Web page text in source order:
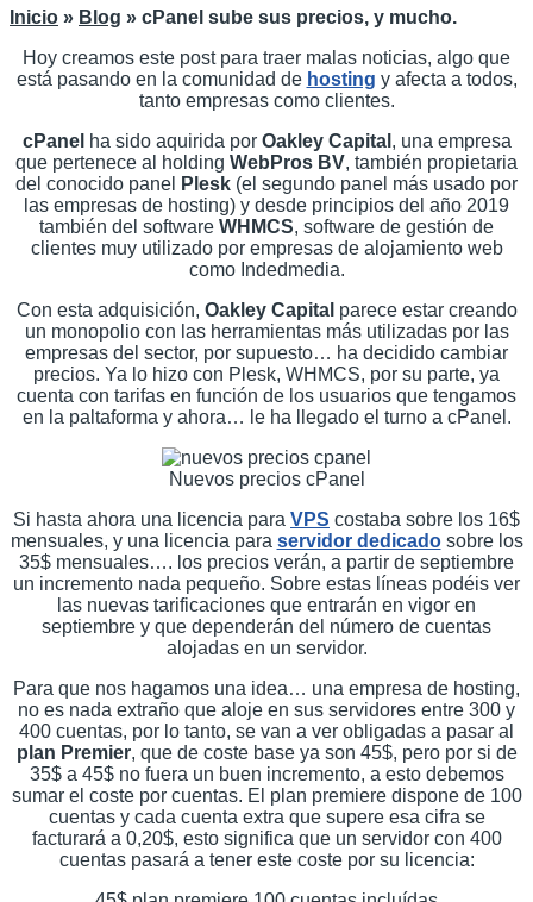
Inicio » Blog » cPanel sube sus precios, y mucho.
Hoy creamos este post para traer malas noticias, algo que
está pasando en la comunidad de hosting y afecta a todos,
tanto empresas como clientes.
cPanel ha sido aquirida por Oakley Capital , una empresa
que pertenece al holding WebPros BV, también propietaria
del conocido panel
Plesk (el segundo panel más usado por
las empresas de hosting) y desde principios del año 2019
también del software WHMCS, software de gestión de
clientes muy utilizado por empresas de alojamiento web
como Indedmedia.
Con esta adquisición, Oakley Capital parece estar creando
un monopolio con las herramientas más utilizadas por las
empresas del sector, por supuesto… ha decidido cambiar
precios. Ya lo hizo con Plesk, WHMCS, por su parte, ya
cuenta con tarifas en función de los usuarios que tengamos
en la paltaforma y ahora… le ha llegado el turno a cPanel.
Nuevos precios cPanel
Si hasta ahora una licencia para VPS costaba sobre los 16$
mensuales, y una licencia para servidor dedicadosobre los
35$ mensuales…. los precios verán, a partir de septiembre
un incremento nada pequeño. Sobre estas líneas podéis ver
las nuevas tarificaciones que entrarán en vigor en
septiembre y que dependerán del número de cuentas
alojadas en un servidor.
Para que nos hagamos una idea… una empresa de hosting,
no es nada extraño que aloje en sus servidores entre 300 y
400 cuentas, por lo tanto, se van a ver obligadas a pasar al
plan Premier, que de coste base ya son 45$, pero por si de
35$ a 45$ no fuera un buen incremento, a esto debemos
sumar el coste por cuentas. El plan premiere dispone de 100
cuentas y cada cuenta extra que supere esa cifra se
facturará a 0,20$, esto significa que un servidor con 400
cuentas pasará a tener este coste por su licencia: